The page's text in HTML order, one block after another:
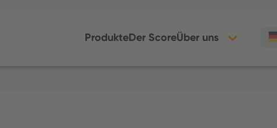
ProdukteDer ScoreÜber uns